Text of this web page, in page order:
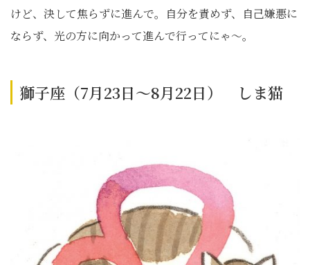
けど、決して焦らずに進んで。自分を責めず、自己嫌悪に
ならず、光の方に向かって進んで行ってにゃ〜。
獅子座（7月23日～8月22日） しま猫